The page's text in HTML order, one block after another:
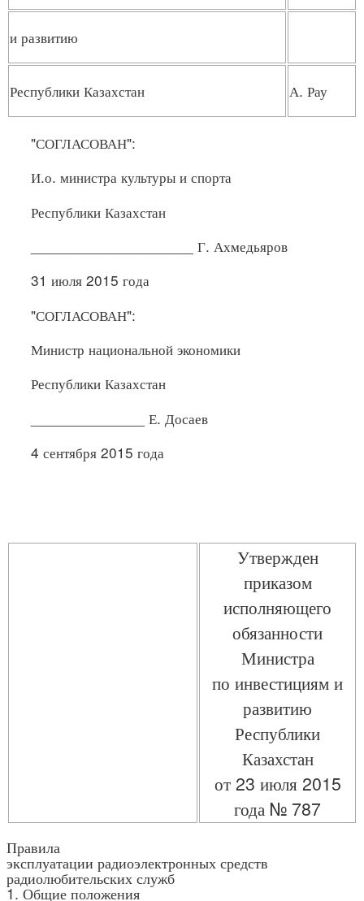
и развитию
Республики Казахстан А. Рау
"СОГЛАСОВАН":
И.о. министра культуры и спорта
Республики Казахстан
____________________ Г. Ахмедьяров
31 июля 2015 года
"СОГЛАСОВАН":
Министр национальной экономики
Республики Казахстан
______________ Е. Досаев
4 сентября 2015 года
Утвержден
приказом
исполняющего
обязанности
Министра
по инвестициям и
развитию
Республики
Казахстан
от 23 июля 2015
года № 787
Правила
эксплуатации радиоэлектронных средств
радиолюбительских служб
1. Общие положения